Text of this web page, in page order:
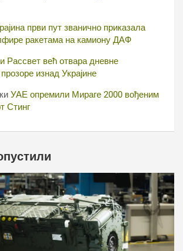
први пут званично приказала
ракетама на камиону ДАФ
Рассвет већ отвара дневне
изнад Украјине
УАЕ опремили Мираге 2000 вођеним
Стинг